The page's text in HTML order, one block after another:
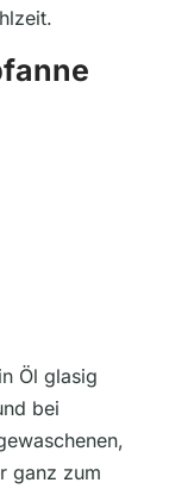
Öl glasig
bei
ganz zum